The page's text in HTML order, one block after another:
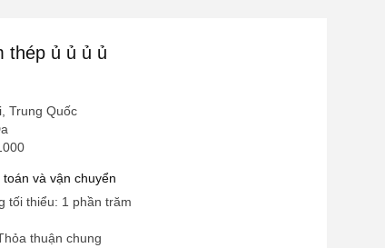
thép ủ ủ ủ ủ
Trung Quốc
và vận chuyển
tối thiểu: 1 phần trăm
thuận chung